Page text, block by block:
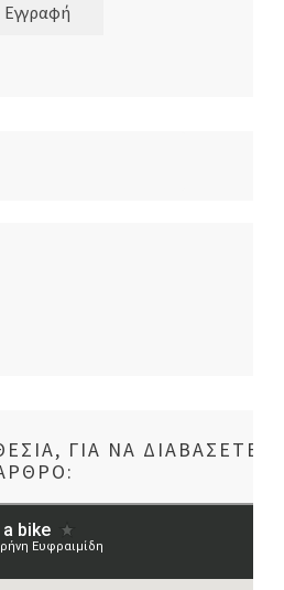
Εγγραφή
ΓΙΑ ΝΑ ΔΙΑΒΆΣΕΤΕ